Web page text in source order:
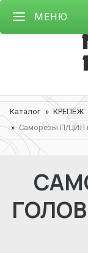
МЕНЮ
Каталог КРЕПЕЖ
Саморезы П/ЦИЛ